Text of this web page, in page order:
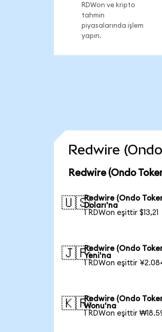
RDWon ve kripto
tahmin
piyasalarında işlem
yapın.
Redwire
Redwire (Ondo
🇺🇸Redwire (Ondo
Doları'na
1 RDWon eşittir $13,21
🇯🇵Redwire (Ondo
Yeni'na
1 RDWon eşittir
🇰🇷Redwire (Ondo
Wonu'na
1 RDWon eşittir